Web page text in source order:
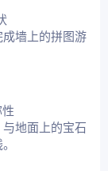
墙上的拼图游
地面上的宝石